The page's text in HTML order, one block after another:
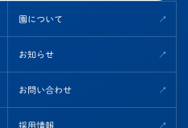
園について
お知らせ
お問い合わせ
採用情報